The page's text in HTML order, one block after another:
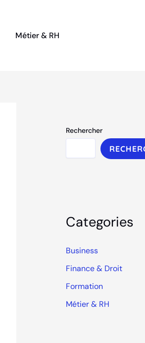
Métier & RH
Rechercher
Categories
Business
Finance & Droit
Formation
Métier & RH